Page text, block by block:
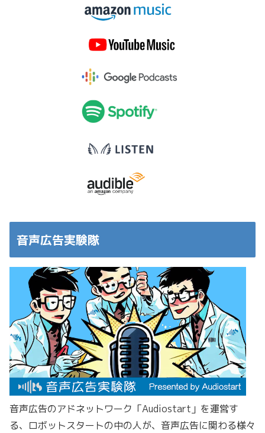
音声広告実験隊
音声広告のアドネットワーク「Audiostart」を運営す
る、ロボットスタートの中の人が、音声広告に関わる様々